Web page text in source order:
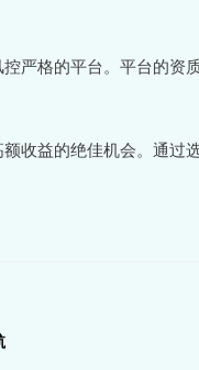
严格的平台。平台的资
收益的绝佳机会。通过